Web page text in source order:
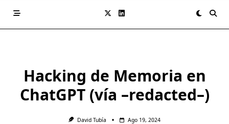
Hacking de Memoria en
ChatGPT (vía –redacted–)
David Tubía Ago 19, 2024